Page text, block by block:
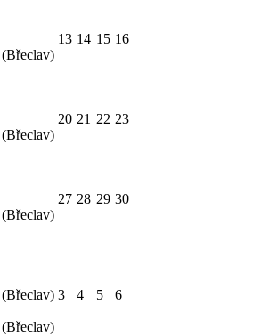
13 14 15 16
20 21 22 23
27 28 29 30
3 4 5 6